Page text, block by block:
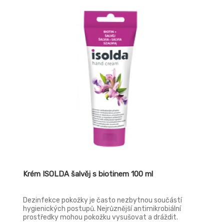
Krém ISOLDA šalvěj s biotinem 100 ml
Dezinfekce pokožky je často nezbytnou součástí
hygienických postupů. Nejrůznější antimikrobiální
prostředky mohou pokožku vysušovat a dráždit.